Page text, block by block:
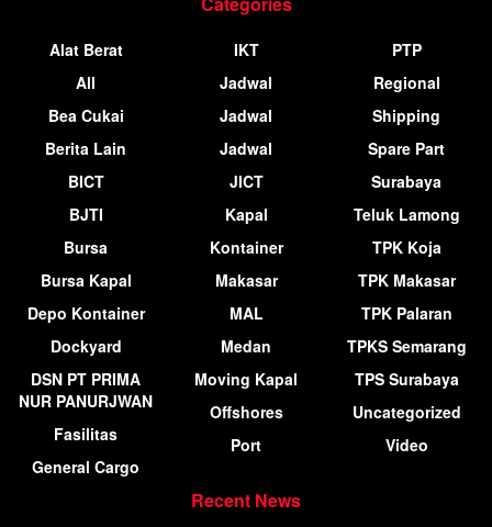
Alat Berat
All
Bea Cukai
Berita Lain
BICT
BJTI
Bursa
Bursa Kapal
Depo Kontainer
Dockyard
DSN PT PRIMA
NUR PANURJWAN
Fasilitas
General Cargo
IKT
Jadwal
Jadwal
Jadwal
JICT
Kapal
Kontainer
Makasar
MAL
Medan
Moving Kapal
Offshores
Port
PTP
Regional
Shipping
Spare Part
Surabaya
Teluk Lamong
TPK Koja
TPK Makasar
TPK Palaran
TPKS Semarang
TPS Surabaya
Uncategorized
Video
Recent News